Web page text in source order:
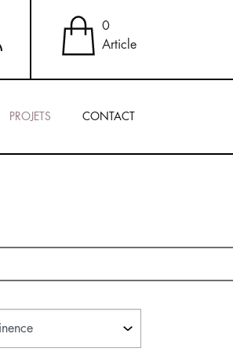
0
Article
PROJETS CONTACT